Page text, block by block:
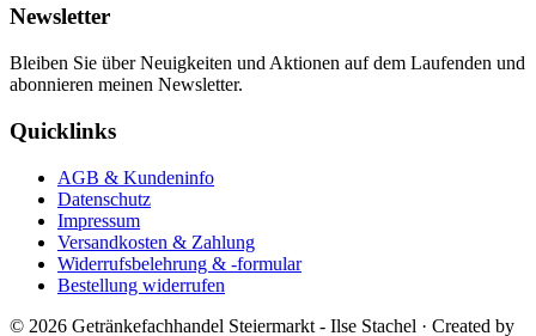
Newsletter
Bleiben Sie über Neuigkeiten und Aktionen auf dem Laufenden und
abonnieren meinen Newsletter.
Quicklinks
AGB & Kundeninfo
Datenschutz
Impressum
Versandkosten & Zahlung
Widerrufsbelehrung & -formular
Bestellung widerrufen
© 2026 Getränkefachhandel Steiermarkt - Ilse Stachel · Created by